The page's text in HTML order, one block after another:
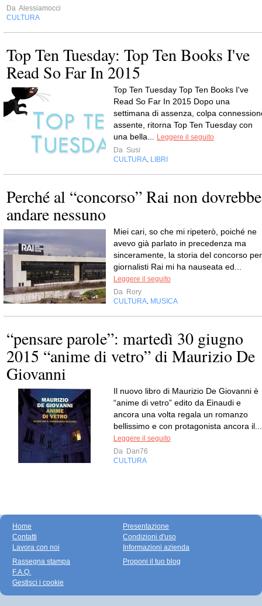
Da Alessiamocci
CULTURA
Top Ten Tuesday: Top Ten Books I've
Read So Far In 2015
Top Ten Tuesday Top Ten Books I've
Read So Far In 2015 Dopo una
settimana di assenza, colpa
assente, ritorna Top Ten Tuesday con
una bella...
Leggere il seguito
Da Susi
CULTURA LIBRI
Perché al “concorso” Rai non dovrebbe
andare nessuno
Miei cari, so che mi ripeterò, poiché ne
avevo già parlato in precedenza ma
sinceramente, la storia del concorso per
giornalisti Rai mi ha nauseata ed...
Leggere il seguito
Da Rory
CULTURA MUSICA
“pensare parole”: martedì 30 giugno
2015 “anime di vetro” di Maurizio De
Giovanni
Il nuovo libro di Maurizio De Giovanni è
“anime di vetro” edito da Einaudi e
ancora una volta regala un romanzo
bellissimo e con protagonista ancora il...
Leggere il seguito
Da Dan76
CULTURA
Home
Contatti
Lavora con noi
Presentazione
Condizioni d'uso
Informazioni azienda
Rassegna stampa
F.A.Q.
Gestisci i cookie
Proponi il tuo blog